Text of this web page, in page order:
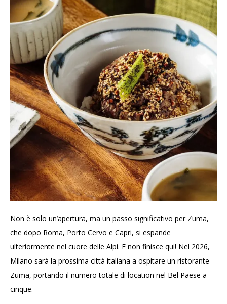
Non è solo un’apertura, ma un passo significativo per Zuma,
che dopo Roma, Porto Cervo e Capri, si espande
ulteriormente nel cuore delle Alpi. E non finisce qui! Nel 2026,
Milano sarà la prossima città italiana a ospitare un ristorante
Zuma, portando il numero totale di location nel Bel Paese a
cinque.